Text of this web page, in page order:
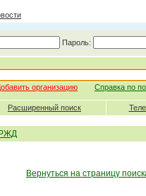
Пароль:
организацию Справка по
Расширенный поиск
РЖД
Вернуться на страницу